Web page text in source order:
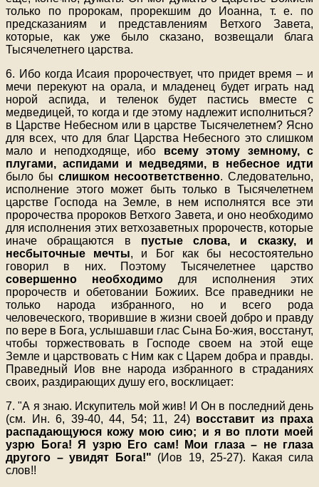
только по пророкам, прорекшим до Иоанна, т. е. по
предсказаниям и представлениям Ветхого Завета,
которые, как уже было сказано, возвещали блага
Тысячелетнего царства.
6. Ибо когда Исаия пророчествует, что придет время – и
мечи перекуют на орала, и младенец будет играть над
норой аспида, и теленок будет пастись вместе с
медведицей, то когда и где этому надлежит исполниться?
в Царстве Небесном или в царстве Тысячелетнем? Ясно
для всех, что для благ Царства Небесного это слишком
мало и неподходяще, ибо всему этому земному, с
плугами, аспидами и медведями, в небесное идти
было бы слишком несоответственно. Следовательно,
исполнение этого может быть только в Тысячелетнем
царстве Господа на Земле, в нем исполнятся все эти
пророчества пророков Ветхого Завета, и оно необходимо
для исполнения этих ветхозаветных пророчеств, которые
иначе обращаются в пустые слова, и сказку, и
несбыточные мечты, и Бог как бы несостоятельно
говорил в них. Поэтому Тысячелетнее царство
совершенно необходимо для исполнения этих
пророчеств и обетовании Божиих. Все праведники не
только народа избранного, но и всего рода
человеческого, творившие в жизни своей добро и правду
по вере в Бога, услышавши глас Сына Бо-жия, восстанут,
чтобы торжествовать в Господе своем на этой еще
Земле и царствовать с Ним как с Царем добра и правды.
Праведный Иов вне народа избранного в страданиях
своих, раздирающих душу его, восклицает:
7. "А я знаю. Искупитель мой жив! И Он в последний день
(см. Ин. 6, 39-40, 44, 54; 11, 24) восставит из праха
распадающуюся кожу мою сию; и я во плоти моей
узрю Бога! Я узрю Его сам! Мои глаза – не глаза
другого – увидят Бога!" (Иов 19, 25-27). Какая сила
слов!!